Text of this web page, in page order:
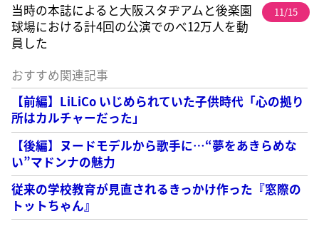
当時の本誌によると大阪スタヂアムと後楽園
球場における計4回の公演でのべ12万人を動
員した
11/15
おすすめ関連記事
【前編】LiLiCo いじめられていた子供時代「心の拠り
所はカルチャーだった」
【後編】ヌードモデルから歌手に…“夢をあきらめな
い”マドンナの魅力
従来の学校教育が見直されるきっかけ作った『窓際の
トットちゃん』